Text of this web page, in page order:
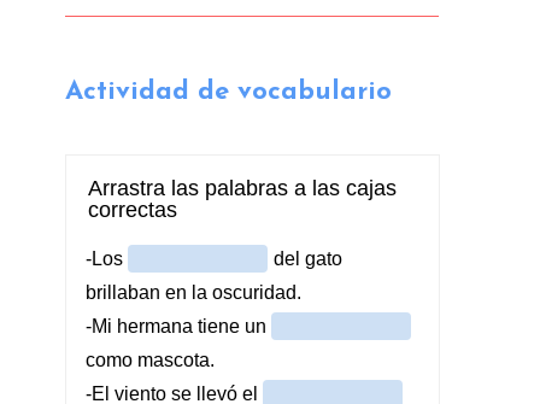
Actividad de vocabulario